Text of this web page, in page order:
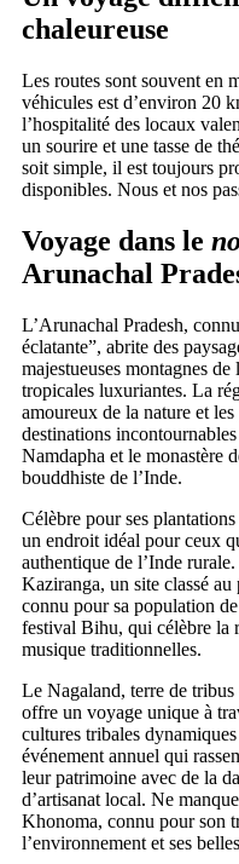
chaleureuse
Les routes sont souvent en
véhicules est d’environ 20
l’hospitalité des locaux
un sourire et une tasse de
soit simple, il est toujours
disponibles. Nous et nos
Voyage dans le
Arunachal
L’Arunachal Pradesh,
éclatante”, abrite des
majestueuses montagnes
tropicales luxuriantes. La
amoureux de la nature et
destinations
Namdapha et le monastère
bouddhiste de l’Inde.
Célèbre pour ses
un endroit idéal pour ceux
authentique de l’Inde
Kaziranga, un site classé
connu pour sa population
festival Bihu, qui célèbre la
musique traditionnelles.
Le Nagaland, terre de tribus
offre un voyage unique à
cultures tribales
événement annuel qui
leur patrimoine avec de la
d’artisanat local. Ne
Khonoma, connu pour son
l’environnement et ses